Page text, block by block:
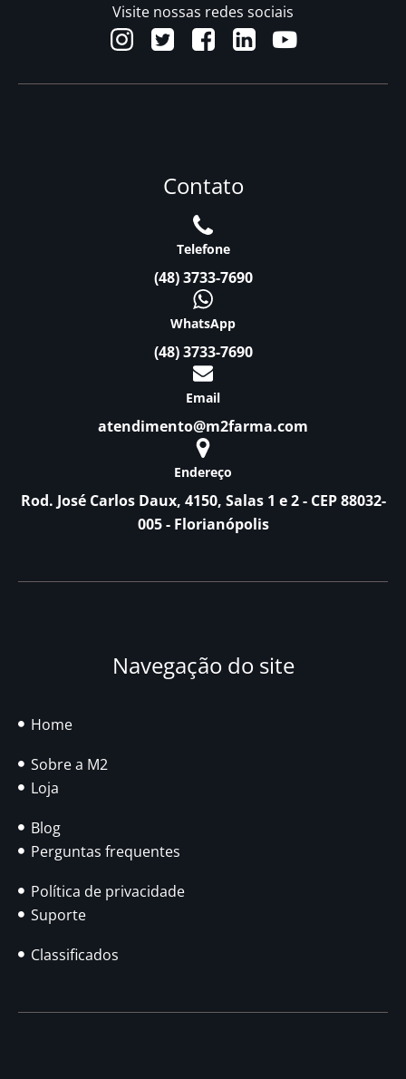
Visite nossas redes sociais
Contato
Telefone
(48) 3733-7690
WhatsApp
(48) 3733-7690
Email
atendimento@m2farma.com
Endereço
Rod. José Carlos Daux, 4150, Salas 1 e 2 - CEP 88032-
005 - Florianópolis
Navegação do site
Home
Sobre a M2
Loja
Blog
Perguntas frequentes
Política de privacidade
Suporte
Classificados